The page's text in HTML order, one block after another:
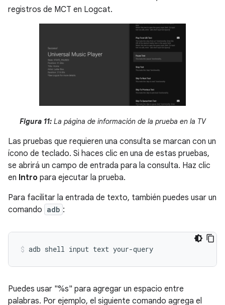
registros de MCT en Logcat.
Figura 11:La página de información de la prueba en la TV
Las pruebas que requieren una consulta se marcan con un
ícono de teclado. Si haces clic en una de estas pruebas,
se abrirá un campo de entrada para la consulta. Haz clic
en Intro para ejecutar la prueba.
Para facilitar la entrada de texto, también puedes usar un
comando adb :
Puedes usar "%s" para agregar un espacio entre
palabras. Por ejemplo, el siguiente comando agrega el